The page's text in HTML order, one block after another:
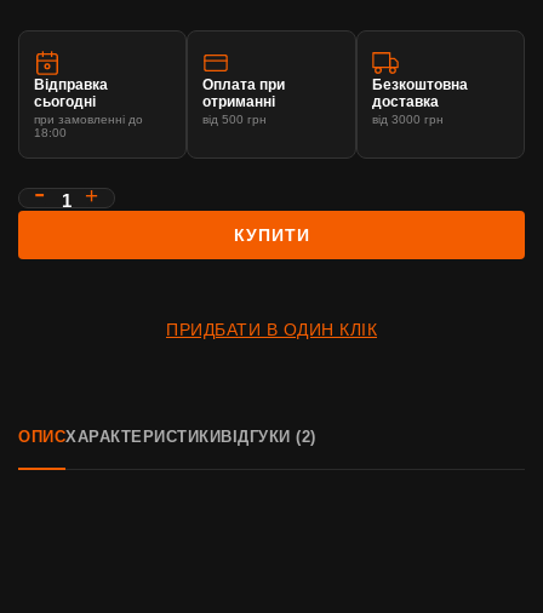
КУПИТИ
ПРИДБАТИ В ОДИН КЛІК
Відправка
сьогодні
при замовленні до
18:00
Оплата при
отриманні
від 500 грн
Безкоштовна
доставка
від 3000 грн
ОПИСХАРАКТЕРИСТИКИ ВІДГУКИ (2)